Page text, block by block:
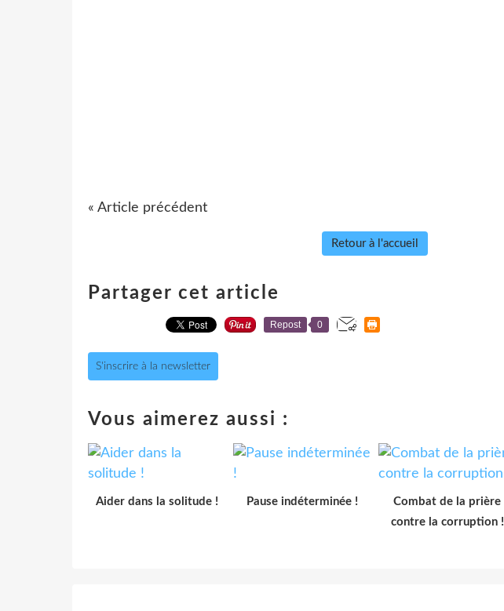
« Article précédent
Retour à l'accueil
Partager cet article
Repost 0
S'inscrire à la newsletter
Vous aimerez aussi :
Aider dans la solitude ! Pause indéterminée !
Combat de la prière
contre la corruption !